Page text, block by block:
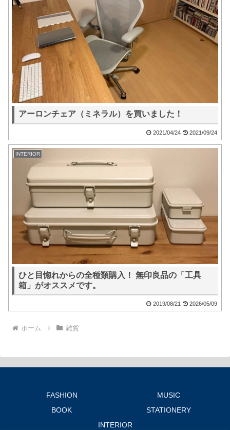
アーロンチェア（ミネラル）を買いました！
2021/04/24 2021/09/24
INTERIOR
ひと目惚れからの全種類購入！ 無印良品の「工具
箱」がオススメです。
2019/08/21 2026/05/09
ホーム 雑貨
FASHION
MUSIC
BOOK
STATIONERY
INTERIOR